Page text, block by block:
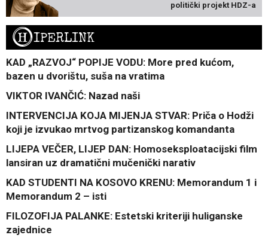
politički projekt HDZ-a
HIPERLINK
KAD „RAZVOJ“ POPIJE VODU: More pred kućom,
bazen u dvorištu, suša na vratima
VIKTOR IVANČIĆ: Nazad naši
INTERVENCIJA KOJA MIJENJA STVAR: Priča o Hodži
koji je izvukao mrtvog partizanskog komandanta
LIJEPA VEČER, LIJEP DAN: Homoseksploatacijski film
lansiran uz dramatični mučenički narativ
KAD STUDENTI NA KOSOVO KRENU: Memorandum 1 i
Memorandum 2 – isti
FILOZOFIJA PALANKE: Estetski kriteriji huliganske
zajednice